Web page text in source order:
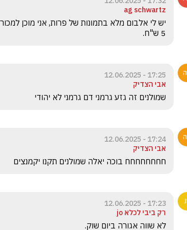
ag schwartz
5 ש"ח.
17:25 - 12.06.2025
אבי הצדיק
שמולנים זה גזע גרמני דם גרמני לא יהודי
17:24 - 12.06.2025
אבי הצדיק
חחחחחחחח בוכה יאלה שמולנים תקנו יקמנצים
17:23 - 12.06.2025
רק ביבי לכלא jo